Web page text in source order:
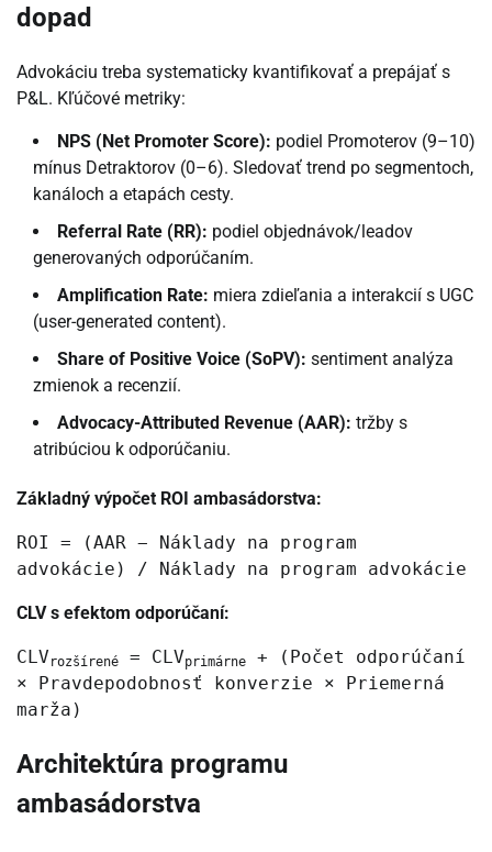
dopad
Advokáciu treba systematicky kvantifikovať a prepájať s
P&L. Kľúčové metriky:
NPS (Net Promoter Score): podiel Promoterov (9–10)
mínus Detraktorov (0–6). Sledovať trend po segmentoch,
kanáloch a etapách cesty.
Referral Rate (RR): podiel objednávok/leadov
generovaných odporúčaním.
Amplification Rate: miera zdieľania a interakcií s UGC
(user-generated content).
Share of Positive Voice (SoPV): sentiment analýza
zmienok a recenzií.
Advocacy-Attributed Revenue (AAR): tržby s
atribúciou k odporúčaniu.
Základný výpočet ROI ambasádorstva:
ROI = (AAR − Náklady na program
advokácie) / Náklady na program advokácie
CLV s efektom odporúčaní:
CLV rozšírené = CLVprimárne
+ (Počet odporúčaní
× Pravdepodobnosť konverzie × Priemerná
marža)
Architektúra programu
ambasádorstva